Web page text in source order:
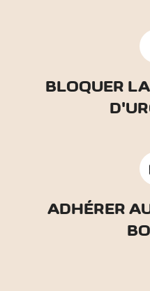
BLOQUER
ADHÉRER